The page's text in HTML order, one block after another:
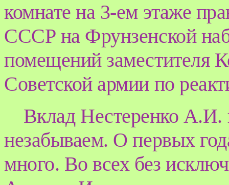
комнате на 3-ем этаже
СССР на Фрунзенской
помещений заместителя
Советской армии по
Вклад Нестеренко А.И.
незабываем. О первых
много. Во всех без